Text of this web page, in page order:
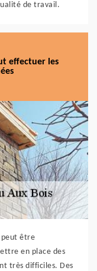
de travail.
effectuer les
peut être
en place des
très difficiles. Des